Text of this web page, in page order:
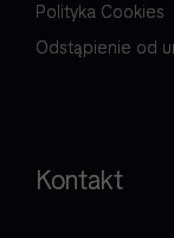
Polityka Cookies
Odstąpienie od
Kontakt